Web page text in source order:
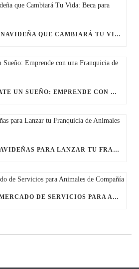
LA OPORTUNIDAD NAVIDEÑA QUE CAMBIARÁ TU VIDA: BECA PARA FRANQUICIAS
ESTE AÑO, REGÁLATE UN SUEÑO: EMPRENDE CON UNA FRANQUICIA DE EL PERRO FELIZ
ÚLTIMAS BECAS NAVIDEÑAS PARA LANZAR TU FRANQUICIA DE ANIMALES DE COMPAÑÍA
TENDENCIAS DEL MERCADO DE SERVICIOS PARA ANIMALES DE COMPAÑÍA